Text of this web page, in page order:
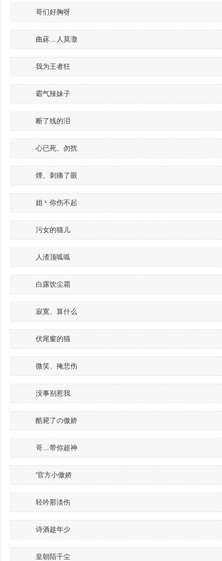
哥们好胸呀
曲蔠﹏人莫潵
我为王者狂
霸气辣妹子
断了线的泪
心已死、勿扰
煙、刺痛了眼
姐丶你伤不起
污女的猫儿
人渣顶呱呱
白露饮尘霜
寂寞、算什么
伏尾窗的猫
微笑、掩悲伤
没事别惹我
酷毙了の傲娇
哥﹏带你超神
′官方小傲娇
轻吟那淡伤
诗酒趁年少
皇朝陌千尘